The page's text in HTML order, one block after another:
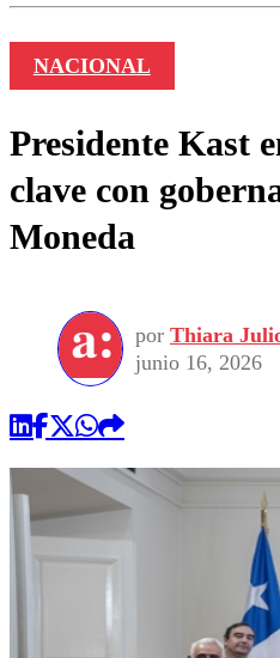
NACIONAL
Presidente Kast
clave con
Moneda
por Thiara
junio 16, 2026